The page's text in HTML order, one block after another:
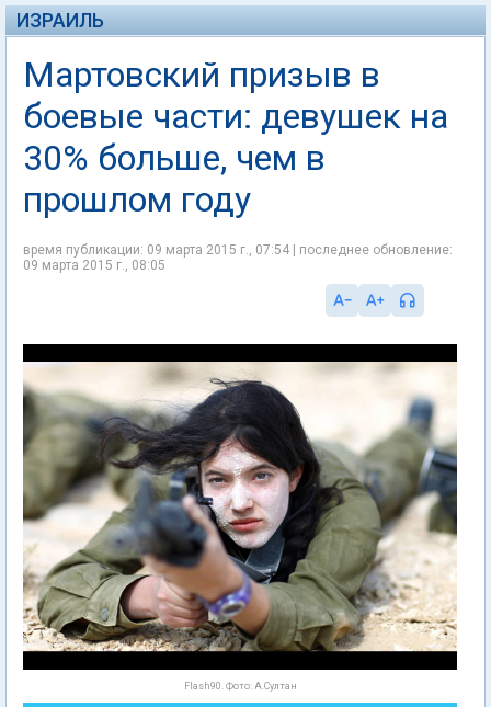
ИЗРАИЛЬ
Мартовский призыв в
боевые части: девушек на
30% больше, чем в
прошлом году
время публикации: 09 марта 2015 г., 07:54 | последнее обновление:
09 марта 2015 г., 08:05
Flash90. Фото: А.Султан